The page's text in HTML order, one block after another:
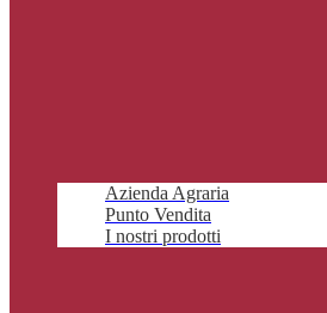
Azienda Agraria
Punto Vendita
I nostri prodotti